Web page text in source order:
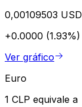
0,00109503 USD
+0.0000 (1.93%)
Ver gráfico
Euro
1 CLP equivale a